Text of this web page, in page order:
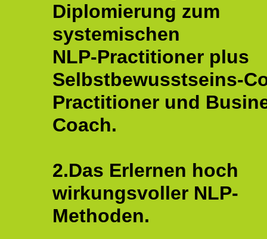
Diplomierung zum
systemischen
NLP-Practitioner plus
Selbstbewusstseins-
Practitioner und
Coach.
2.Das Erlernen hoch
wirkungsvoller NLP-
Methoden.